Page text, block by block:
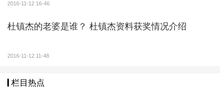
2016-11-12 16-46
杜镇杰的老婆是谁？ 杜镇杰资料获奖情况介绍
2016-11-12 11-48
栏目热点